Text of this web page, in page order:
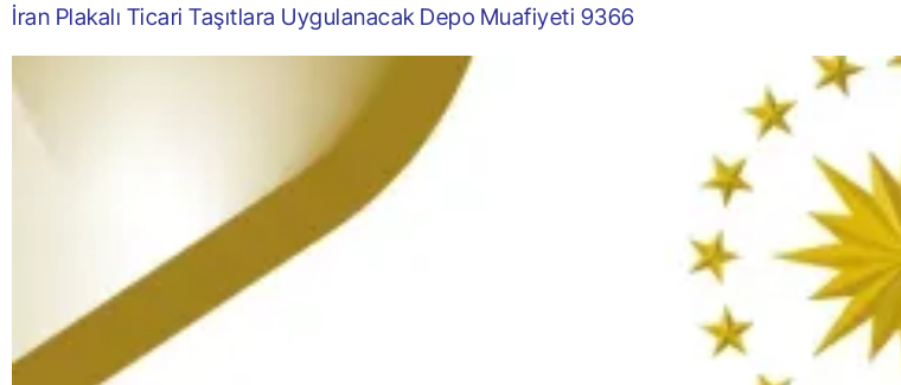
İran Plakalı Ticari Taşıtlara Uygulanacak Depo Muafiyeti 9366